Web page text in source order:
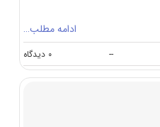
ادامه مطلب…
-- ۰ دیدگاه
on
ظرفیت
کنکور